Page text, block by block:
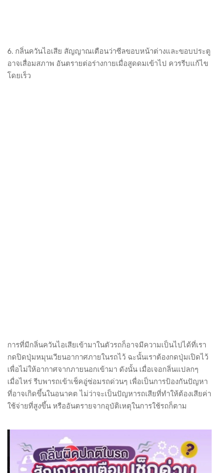
6. กลิ่นควันไอเสีย สัญญาณเตือนว่าซีลขอบหน้าต่างและขอบประตู
อาจเสื่อมสภาพ อันตรายต่อร่างกายเมื่อสูดดมเข้าไป ควรรีบแก้ไข
โดยเร็ว
การที่มีกลิ่นควันไอเสียเข้ามาในตัวรถก็อาจมีความเป็นไปได้ที่เรา
กดปิดปุ่มหมุนเวียนอากาศภายในรถไว้ ฉะนั้นเราต้องกดปุ่มเปิดไว้
เพื่อไม่ให้อากาศจากภายนอกเข้ามา ดังนั้น เมื่อเจอกลิ่นแปลกๆ
เมื่อไหร่ รีบพารถเข้าเช็คอู่ซ่อมรถด่วนๆ เพื่อเป็นการป้องกันปัญหา
ที่อาจเกิดขึ้นในอนาคต ไม่ว่าจะเป็นปัญหารถเสียที่ทำให้ต้องเสียค่า
ใช้จ่ายที่สูงขึ้น หรืออันตรายจากอุบัติเหตุในการใช้รถก็ตาม